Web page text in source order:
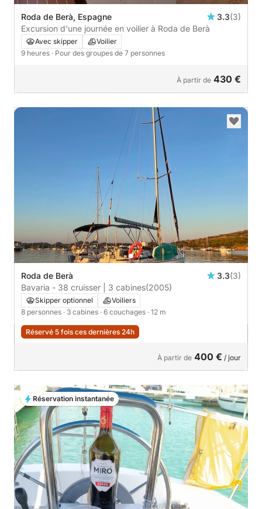
Roda de Berà, Espagne 3.3(3)
Excursion d'une journée en voilier à Roda de Berà
Avec skipper
Voilier
9 heures · Pour des groupes de 7 personnes
À partir de 430 €
Roda de Berà 3.3(3)
Bavaria - 38 cruisser | 3 cabines(2005)
Skipper optionnel
Voiliers
8 personnes · 3 cabines · 6 couchages · 12 m
Réservé 5 fois ces dernières 24h
À partir de 400 € / jour
Réservation instantanée